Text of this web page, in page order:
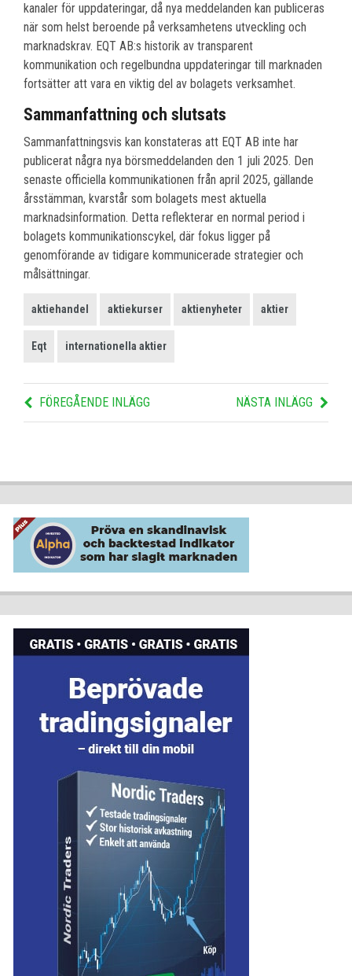
kanaler för uppdateringar, då nya meddelanden kan publiceras
när som helst beroende på verksamhetens utveckling och
marknadskrav. EQT AB:s historik av transparent
kommunikation och regelbundna uppdateringar till marknaden
fortsätter att vara en viktig del av bolagets verksamhet.
Sammanfattning och slutsats
Sammanfattningsvis kan konstateras att EQT AB inte har
publicerat några nya börsmeddelanden den 1 juli 2025. Den
senaste officiella kommunikationen från april 2025, gällande
årsstämman, kvarstår som bolagets mest aktuella
marknadsinformation. Detta reflekterar en normal period i
bolagets kommunikationscykel, där fokus ligger på
genomförande av tidigare kommunicerade strategier och
målsättningar.
aktiehandel aktiekurser aktienyheter aktier
Eqt internationella aktier
FÖREGÅENDE INLÄGG NÄSTA INLÄGG